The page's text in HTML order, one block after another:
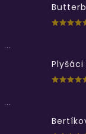
...
...